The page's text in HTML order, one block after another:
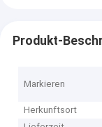
Produkt-
Markieren
Herkunftsort